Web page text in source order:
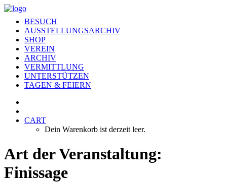
BESUCH
AUSSTELLUNGSARCHIV
SHOP
VEREIN
ARCHIV
VERMITTLUNG
UNTERSTÜTZEN
TAGEN & FEIERN
CART
Dein Warenkorb ist derzeit leer.
Art der Veranstaltung:
Finissage